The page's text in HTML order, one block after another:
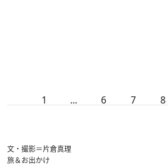
1 ... 6 7 8
文・撮影＝片倉真理
旅＆お出かけ